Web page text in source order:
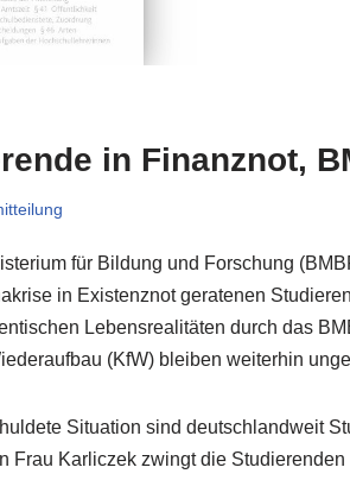
in Finanznot,
für Bildung und Forschung
in Existenznot geratenen
Lebensrealitäten durch das
(KfW) bleiben weiterhin
Situation sind deutschlandweit
Frau Karliczek zwingt die